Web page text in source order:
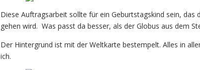
Diese Auftragsarbeit sollte für ein Geburtstagskind sein, das
gehen wird. Was passt da besser, als der Globus aus dem
Der Hintergrund ist mit der Weltkarte bestempelt. Alles in
ich.